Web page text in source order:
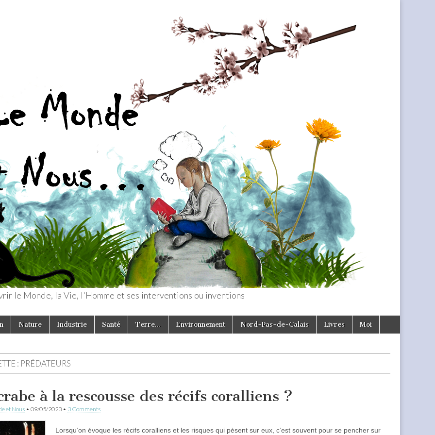
le Monde, la Vie, l'Homme et ses interventions ou inventions
Nature Industrie Santé Terre… Environnement Nord-Pas-de-Calais Livres Moi
: PRÉDATEURS
à la rescousse des récifs coralliens ?
et Nous • 09/05/2023 • 3 Comments
Lorsqu’on évoque les récifs coralliens et les risques qui pèsent sur eux, c’est souvent pour se pencher sur